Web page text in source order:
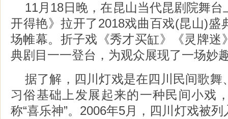
11月18日晚，在昆山当代昆剧院舞
开得艳》拉开了2018戏曲百戏(昆山)
场帷幕。折子戏《秀才买缸》《灵牌迷
典剧目一一登台，为观众展现了一场妙
据了解，四川灯戏是在四川民间歌舞
习俗基础上发展起来的一种民间小戏
称“喜乐神”。2006年5月，四川灯戏被